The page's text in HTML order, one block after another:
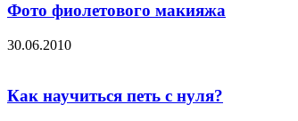
Фото фиолетового макияжа
30.06.2010
Как научиться петь с нуля?